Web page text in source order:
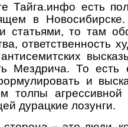
Тайга.инфо есть
в
статьями, то там
ответственность
Мездрича. То есть
и
толпы
дурацкие лозунги.